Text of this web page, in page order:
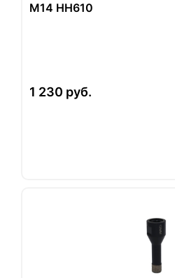
M14 HH610
1 230 руб.